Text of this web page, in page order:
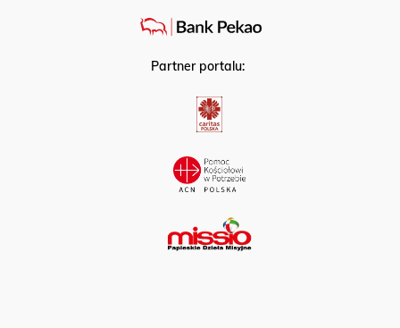
Partner portalu: